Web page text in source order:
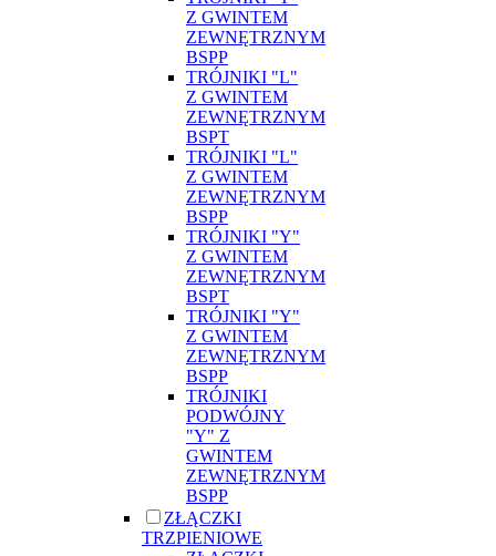
Z GWINTEM
ZEWNĘTRZNYM
BSPP
TRÓJNIKI "L"
Z GWINTEM
ZEWNĘTRZNYM
BSPT
TRÓJNIKI "L"
Z GWINTEM
ZEWNĘTRZNYM
BSPP
TRÓJNIKI "Y"
Z GWINTEM
ZEWNĘTRZNYM
BSPT
TRÓJNIKI "Y"
Z GWINTEM
ZEWNĘTRZNYM
BSPP
TRÓJNIKI
PODWÓJNY
"Y" Z
GWINTEM
ZEWNĘTRZNYM
BSPP
ZŁĄCZKI
TRZPIENIOWE